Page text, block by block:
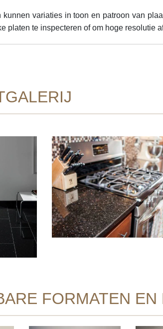
kunnen variaties in toon en patroon van
platen te inspecteren of om hoge resolutie
FORMATEN EN